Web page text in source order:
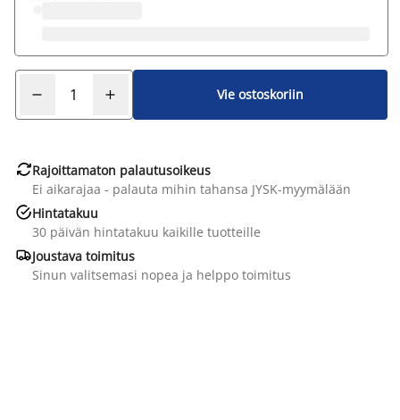
Vie ostoskoriin
Rajoittamaton palautusoikeus
Ei aikarajaa - palauta mihin tahansa JYSK-myymälään
Hintatakuu
30 päivän hintatakuu kaikille tuotteille
Joustava toimitus
Sinun valitsemasi nopea ja helppo toimitus